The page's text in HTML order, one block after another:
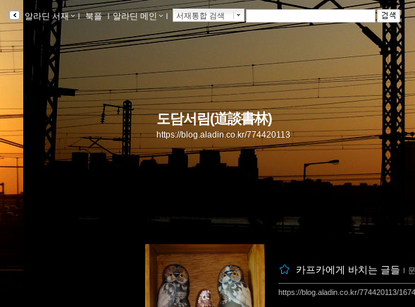
알라딘 서재 ｌ북플ｌ알라딘 메인 ｌ 서재통합 검색
도담서림(道談書林)
https://blog.aladin.co.kr/774420113
카프카에게 바치는 글들 ｌ
https://blog.aladin.co.kr/774420113/